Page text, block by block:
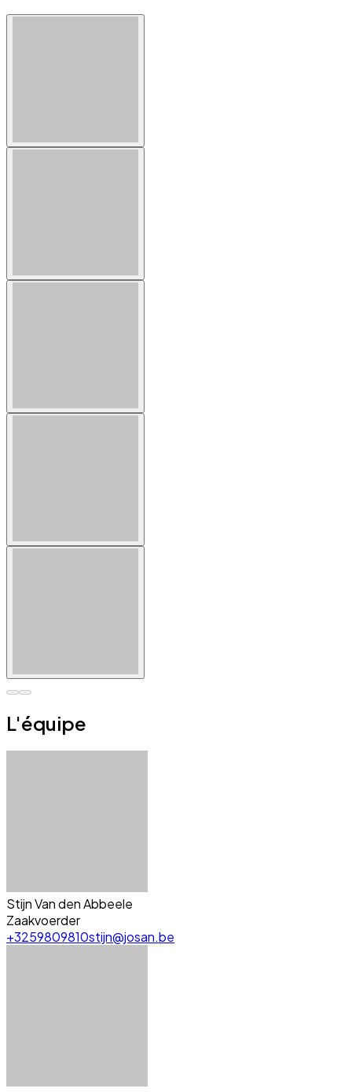
L'équipe
Stijn Van den Abbeele
Zaakvoerder
+3259809810stijn@josan.be